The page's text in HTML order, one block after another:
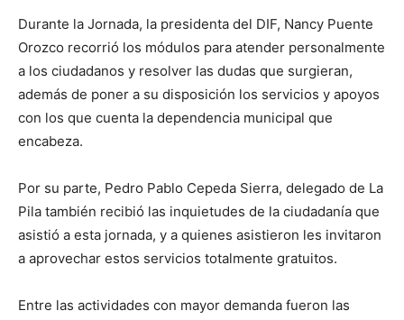
Durante la Jornada, la presidenta del DIF, Nancy Puente
Orozco recorrió los módulos para atender personalmente
a los ciudadanos y resolver las dudas que surgieran,
además de poner a su disposición los servicios y apoyos
con los que cuenta la dependencia municipal que
encabeza.
Por su parte, Pedro Pablo Cepeda Sierra, delegado de La
Pila también recibió las inquietudes de la ciudadanía que
asistió a esta jornada, y a quienes asistieron les invitaron
a aprovechar estos servicios totalmente gratuitos.
Entre las actividades con mayor demanda fueron las